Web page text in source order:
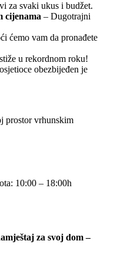
za svaki ukus i budžet.
cijenama – Dugotrajni
ćemo vam da pronađete
u rekordnom roku!
obezbijeđen je
prostor vrhunskim
10:00 – 18:00h
za svoj dom –